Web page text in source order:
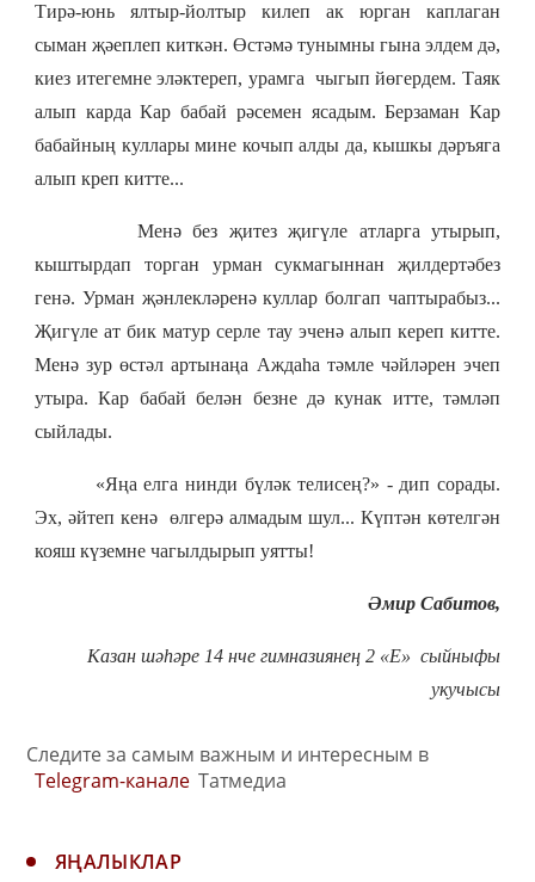
Тирә-юнь ялтыр-йолтыр килеп ак юрган каплаган
сыман җәеплеп киткән. Өстәмә тунымны гына элдем дә,
киез итегемне эләктереп, урамга чыгып йөгердем. Таяк
алып карда Кар бабай рәсемен ясадым. Берзаман Кар
бабайның куллары мине кочып алды да, кышкы дәръяга
алып креп китте...
Менә без җитез җигүле атларга утырып,
кыштырдап торган урман сукмагыннан җилдертәбез
генә. Урман җәнлекләренә куллар болгап чаптырабыз...
Җигүле ат бик матур серле тау эченә алып кереп китте.
Менә зур өстәл артынаңа Аждаһа тәмле чәйләрен эчеп
утыра. Кар бабай белән безне дә кунак итте, тәмләп
сыйлады.
«Яңа елга нинди бүләк телисең?» - дип сорады.
Эх, әйтеп кенә өлгерә алмадым шул... Күптән көтелгән
кояш күземне чагылдырып уятты!
Әмир Сабитов,
Казан шәһәре 14 нче гимназиянең 2 «Е» сыйныфы
укучысы
Следите за самым важным и интересным в
Telegram-канале Татмедиа
ЯҢАЛЫКЛАР